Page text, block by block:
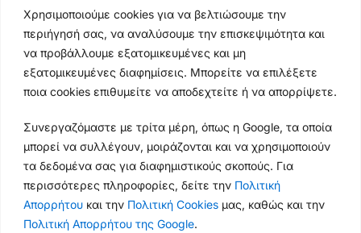
Χρησιμοποιούμε cookies για να βελτιώσουμε την
περιήγησή σας, να αναλύσουμε την επισκεψιμότητα και
να προβάλλουμε εξατομικευμένες και μη
εξατομικευμένες διαφημίσεις. Μπορείτε να επιλέξετε
ποια cookies επιθυμείτε να αποδεχτείτε ή να απορρίψετε.
Συνεργαζόμαστε με τρίτα μέρη, όπως η Google, τα οποία
μπορεί να συλλέγουν, μοιράζονται και να χρησιμοποιούν
τα δεδομένα σας για διαφημιστικούς σκοπούς. Για
περισσότερες πληροφορίες, δείτε την Πολιτική
Απορρήτου και την Πολιτική Cookies μας, καθώς και την
Πολιτική Απορρήτου της Google.
210 4929089
Κεντρικό τηλέφωνο
info@thikishop.gr
Δευ - Σάβ: 10:00 - 21:00
ΔΩΡΕΑΝ ΑΠΟΣΤΟΛΗ
για παραγγελίες άνω των 35€
Copyright 2025 Powered by ThikiShop.